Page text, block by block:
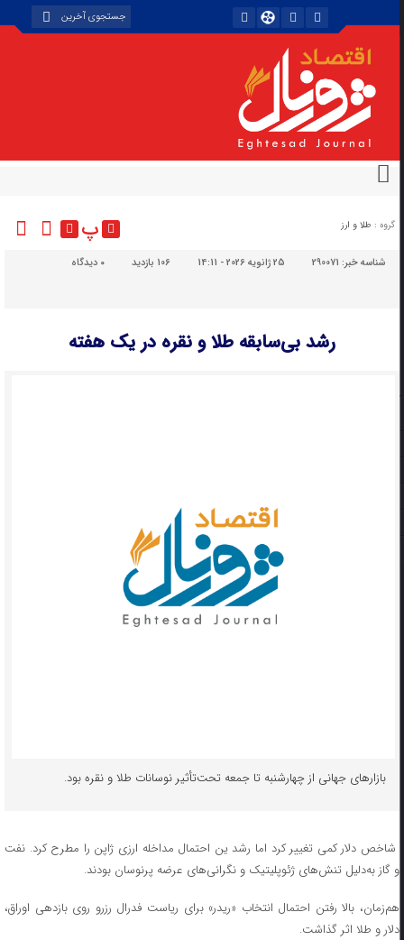
گروه : طلا و ارز پ
شناسه خبر:290071 25 ژانویه 2026 - 14:11 106 بازدید دیدگاه
رشد بی‌سابقه طلا و نقره در یک هفته
بازارهای جهانی از چهارشنبه تا جمعه تحت‌تأثیر نوسانات طلا و نقره بود.
شاخص دلار کمی تغییر کرد اما رشد ین احتمال مداخله ارزی ژاپن را مطرح کرد. نفت
و گاز به‌دلیل تنش‌های ژئوپلیتیک و نگرانی‌های عرضه پرنوسان بودند.
هم‌زمان، بالا رفتن احتمال انتخاب «ریدر» برای ریاست فدرال رزرو روی بازدهی اوراق،
دلار و طلا اثر گذاشت.